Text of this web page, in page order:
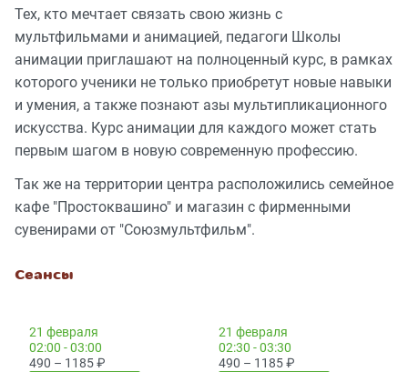
Тех, кто мечтает связать свою жизнь с
мультфильмами и анимацией, педагоги Школы
анимации приглашают на полноценный курс, в рамках
которого ученики не только приобретут новые навыки
и умения, а также познают азы мультипликационного
искусства. Курс анимации для каждого может стать
первым шагом в новую современную профессию.
Так же на территории центра расположились семейное
кафе "Простоквашино" и магазин с фирменными
сувенирами от "Союзмультфильм".
Сеансы
21 февраля
02:00 - 03:00
490 – 1185₽
21 февраля
02:30 - 03:30
490 – 1185₽